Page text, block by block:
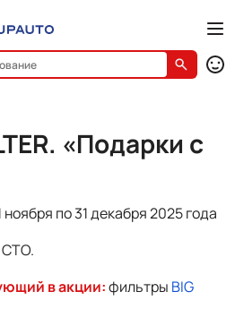
«Подарки с
ноября по 31 декабря 2025 года
СТО.
в акции:фильтры BIG